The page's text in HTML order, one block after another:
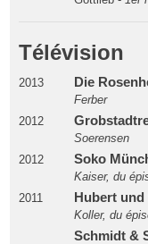
Télévision
2013 Die
Ferber
2012
Soerensen
2012
Soko
Kaiser, du
2011
Hubert
Koller, du
Schmidt &